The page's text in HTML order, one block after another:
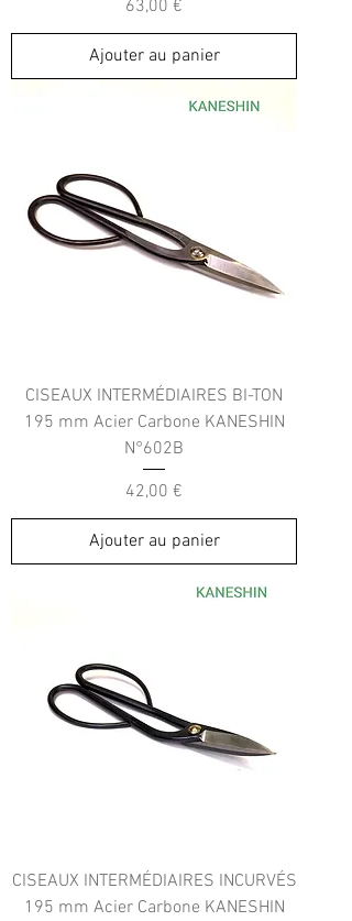
Prix
63,00 €
Ajouter au panier
CISEAUX INTERMÉDIAIRES BI-TON
195 mm Acier Carbone KANESHIN
N°602B
Prix
42,00 €
Ajouter au panier
CISEAUX INTERMÉDIAIRES INCURVÉS
195 mm Acier Carbone KANESHIN